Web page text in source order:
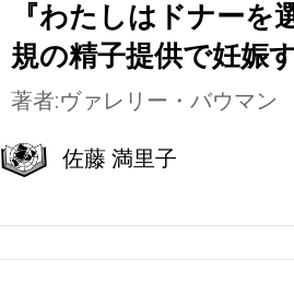
『わたしはドナーを
規の精子提供で妊娠
著者:ヴァレリー・バウマン
佐藤 満里子